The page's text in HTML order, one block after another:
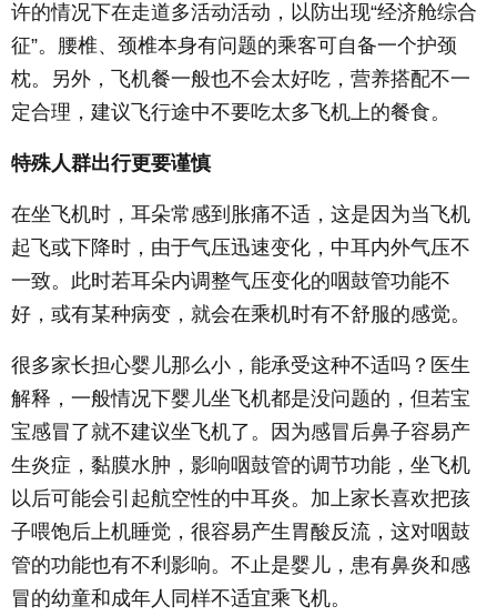
许的情况下在走道多活动活动，以防出现“经济舱综合
征”。腰椎、颈椎本身有问题的乘客可自备一个护颈
枕。另外，飞机餐一般也不会太好吃，营养搭配不一
定合理，建议飞行途中不要吃太多飞机上的餐食。
特殊人群出行更要谨慎
在坐飞机时，耳朵常感到胀痛不适，这是因为当飞机
起飞或下降时，由于气压迅速变化，中耳内外气压不
一致。此时若耳朵内调整气压变化的咽鼓管功能不
好，或有某种病变，就会在乘机时有不舒服的感觉。
很多家长担心婴儿那么小，能承受这种不适吗？医生
解释，一般情况下婴儿坐飞机都是没问题的，但若宝
宝感冒了就不建议坐飞机了。因为感冒后鼻子容易产
生炎症，黏膜水肿，影响咽鼓管的调节功能，坐飞机
以后可能会引起航空性的中耳炎。加上家长喜欢把孩
子喂饱后上机睡觉，很容易产生胃酸反流，这对咽鼓
管的功能也有不利影响。不止是婴儿，患有鼻炎和感
冒的幼童和成年人同样不适宜乘飞机。